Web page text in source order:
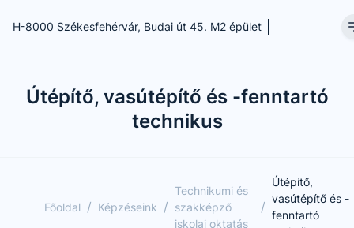
H-8000 Székesfehérvár, Budai út 45. M2 épület
Útépítő, vasútépítő és -fenntartó
technikus
Főoldal / Képzéseink /
Technikumi és
szakképző
iskolai oktatás
/
Útépítő,
vasútépítő és -
fenntartó